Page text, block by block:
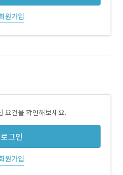
원가입
요건을 확인해보세요.
로그인
원가입